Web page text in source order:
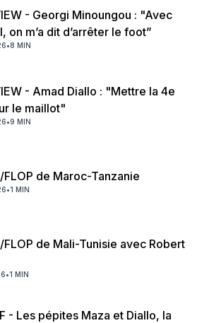
- Georgi Minoungou : "Avec
on m’a dit d’arrêter le foot”
•8 MIN
- Amad Diallo : "Mettre la 4e
le maillot"
•9 MIN
FLOP de Maroc-Tanzanie
•1 MIN
FLOP de Mali-Tunisie avec Robert
•1 MIN
- Les pépites Maza et Diallo, la